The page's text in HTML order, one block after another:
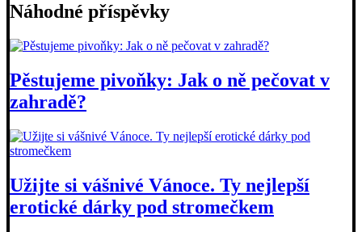
Náhodné příspěvky
Pěstujeme pivoňky: Jak o ně pečovat v
zahradě?
Užijte si vášnivé Vánoce. Ty nejlepší
erotické dárky pod stromečkem